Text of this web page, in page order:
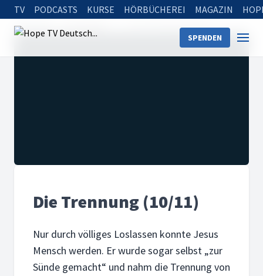
TV PODCASTS KURSE HÖRBÜCHEREI MAGAZIN
SPENDEN
Startseite Die Trennung (10/11)
Die Trennung (10/11)
Nur durch völliges Loslassen konnte Jesus
Mensch werden. Er wurde sogar selbst „zur
Sünde gemacht“ und nahm die Trennung von